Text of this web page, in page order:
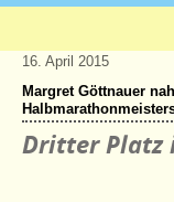
16. April 2015
Margret Göttnauer
Dritter Platz